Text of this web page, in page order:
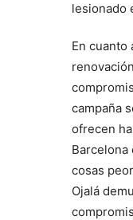
lesionado
En cuanto
campaña
ofrecen
Barcelona
cosas
Ojalá